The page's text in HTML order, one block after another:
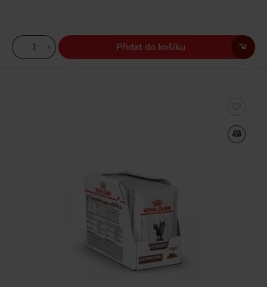
Přidat do košíku